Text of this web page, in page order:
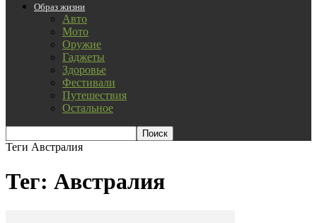
Образ жизни
Авто
Мото
Оружие
Гаджеты
Здоровье
Фестивали
Путешествия
Остальное
Теги Австралия
Тег: Австралия